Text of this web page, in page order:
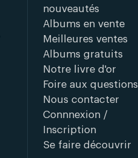
nouveautés
Albums en vente
Meilleures ventes
Albums gratuits
Notre livre d'or
Foire aux questions
Nous contacter
Connnexion /
Inscription
Se faire découvrir